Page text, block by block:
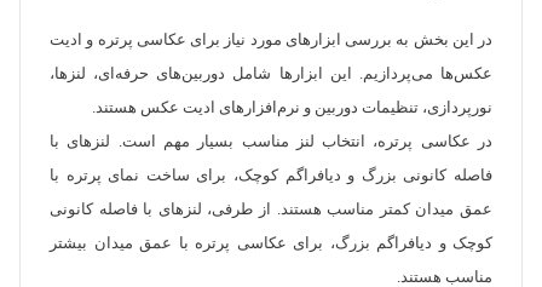
در این بخش به بررسی ابزارهای مورد نیاز برای عکاسی پرتره و ادیت
عکس‌ها می‌پردازیم. این ابزارها شامل دوربین‌های حرفه‌ای، لنزها،
نورپردازی، تنظیمات دوربین و نرم‌افزارهای ادیت عکس هستند.
در عکاسی پرتره، انتخاب لنز مناسب بسیار مهم است. لنزهای با
فاصله کانونی بزرگ و دیافراگم کوچک، برای ساخت نمای پرتره با
عمق میدان کمتر مناسب هستند. از طرفی، لنزهای با فاصله کانونی
کوچک و دیافراگم بزرگ، برای عکاسی پرتره با عمق میدان بیشتر
مناسب هستند.